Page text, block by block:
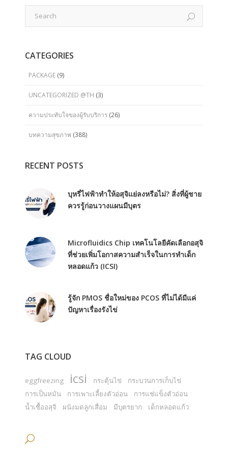
CATEGORIES
PACKAGE (9)
UNCATEGORIZED @TH (3)
ความประทับใจของผู้รับบริการ (26)
บทความสุขภาพ (388)
RECENT POSTS
บุหรี่ไฟฟ้าทำให้อสุจิแย่ลงหรือไม่? สิ่งที่ผู้ชาย
ควรรู้ก่อนวางแผนมีบุตร
Microfluidics Chip เทคโนโลยีคัดเลือกอสุจิ
ที่ช่วยเพิ่มโอกาสความสำเร็จในการทำเด็ก
หลอดแก้ว (ICSI)
รู้จัก PMOS ชื่อใหม่ของ PCOS ที่ไม่ได้มีแค่
ปัญหาเรื่องรังไข่
TAG CLOUD
eggfreezing icsi กระตุ้นไข่
กระบวนการเก็บไข่
การเป็นหมัน
การเพาะเลี้ยงตัวอ่อน
การแช่แข็งตัวอ่อน
น้ำเชื้ออสุจิ
ผนังมดลูกเสื่อม มีบุตรยาก เด็กหลอดแก้ว